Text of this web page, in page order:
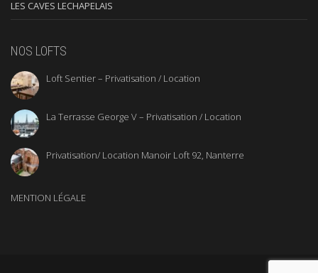
LES CAVES LECHAPELAIS
NOS LOFTS
Loft Sentier – Privatisation / Location
La Terrasse George V – Privatisation / Location
Privatisation/ Location Manoir Loft 92, Nanterre
MENTION LÉGALE